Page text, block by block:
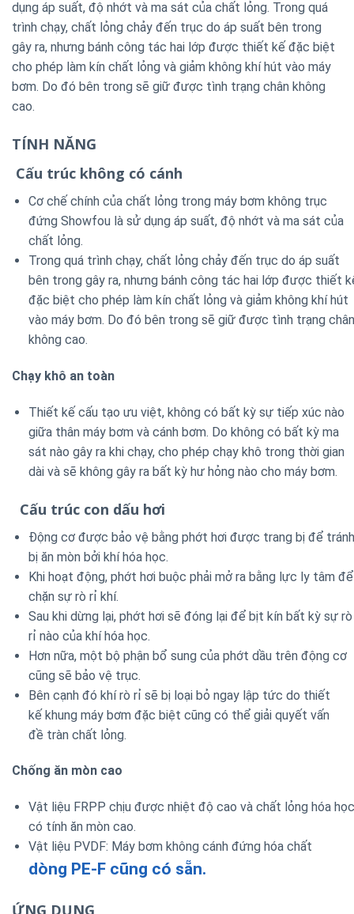
dụng áp suất, độ nhớt và ma sát của chất lỏng. Trong quá
trình chạy, chất lỏng chảy đến trục do áp suất bên trong
gây ra, nhưng bánh công tác hai lớp được thiết kế đặc biệt
cho phép làm kín chất lỏng và giảm không khí hút vào máy
bơm. Do đó bên trong sẽ giữ được tình trạng chân không
cao.
TÍNH NĂNG
Cấu trúc không có cánh
Cơ chế chính của chất lỏng trong máy bơm không trục
đứng Showfou là sử dụng áp suất, độ nhớt và ma sát của
chất lỏng.
Trong quá trình chạy, chất lỏng chảy đến trục do áp suất
bên trong gây ra, nhưng bánh công tác hai lớp được thiết
đặc biệt cho phép làm kín chất lỏng và giảm không khí hút
vào máy bơm. Do đó bên trong sẽ giữ được tình trạng chân
không cao.
Chạy khô an toàn
Thiết kế cấu tạo ưu việt, không có bất kỳ sự tiếp xúc nào
giữa thân máy bơm và cánh bơm. Do không có bất kỳ ma
sát nào gây ra khi chạy, cho phép chạy khô trong thời gian
dài và sẽ không gây ra bất kỳ hư hỏng nào cho máy bơm.
Cấu trúc con dấu hơi
Động cơ được bảo vệ bằng phớt hơi được trang bị để tránh
bị ăn mòn bởi khí hóa học.
Khi hoạt động, phớt hơi buộc phải mở ra bằng lực ly tâm để
chặn sự rò rỉ khí.
Sau khi dừng lại, phớt hơi sẽ đóng lại để bịt kín bất kỳ sự rò
rỉ nào của khí hóa học.
Hơn nữa, một bộ phận bổ sung của phớt dầu trên động cơ
cũng sẽ bảo vệ trục.
Bên cạnh đó khí rò rỉ sẽ bị loại bỏ ngay lập tức do thiết
kế khung máy bơm đặc biệt cũng có thể giải quyết vấn
đề tràn chất lỏng.
Chống ăn mòn cao
Vật liệu FRPP chịu được nhiệt độ cao và chất lỏng hóa học
có tính ăn mòn cao.
Vật liệu PVDF: Máy bơm không cánh đứng hóa chất
dòng PE-F cũng có sẵn.
ỨNG DỤNG